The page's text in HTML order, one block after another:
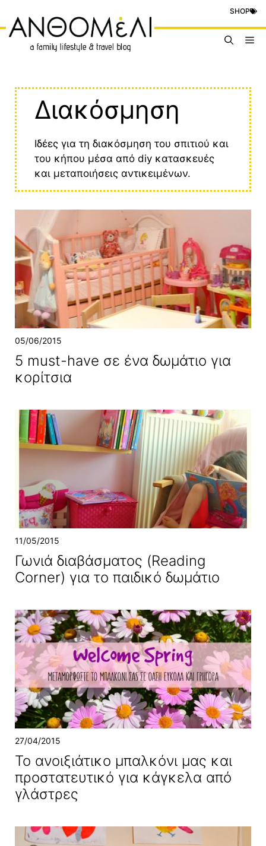
περιεχόμενο
SHOP
Διακόσμηση
Ιδέες για τη διακόσμηση του σπιτιού και
του κήπου μέσα από diy κατασκευές
και μεταποιήσεις αντικειμένων.
05/06/2015
5 must-have σε ένα δωμάτιο για
κορίτσια
11/05/2015
Γωνιά διαβάσματος (Reading
Corner) για το παιδικό δωμάτιο
27/04/2015
Το ανοιξιάτικο μπαλκόνι μας και
προστατευτικό για κάγκελα από
γλάστρες